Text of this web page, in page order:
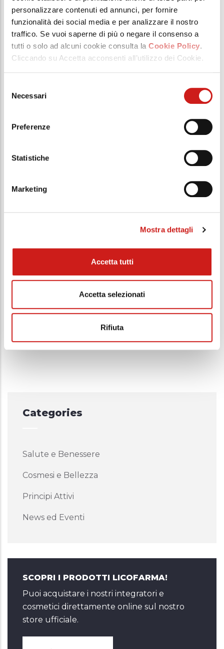
personalizzare contenuti ed annunci, per fornire
funzionalità dei social media e per analizzare il nostro
traffico. Se vuoi saperne di più o negare il consenso a
tutti o solo ad alcuni cookie consulta la Cookie Policy.
Cliccando su Accetta acconsenti all’utilizzo dei Cookie.
delNecessari
Preferenze
Statistiche
Marketing
Mostra dettagli
Accetta tutti
Accetta selezionati
Rifiuta
SALUTE E BENESSERE
01 APR, 2022
Licopene e Salute Cardiovascolare
Categories
Salute e Benessere
Cosmesi e Bellezza
Principi Attivi
News ed Eventi
SCOPRI I PRODOTTI LICOFARMA!
Puoi acquistare i nostri integratori e
cosmetici direttamente online sul nostro
store ufficiale.